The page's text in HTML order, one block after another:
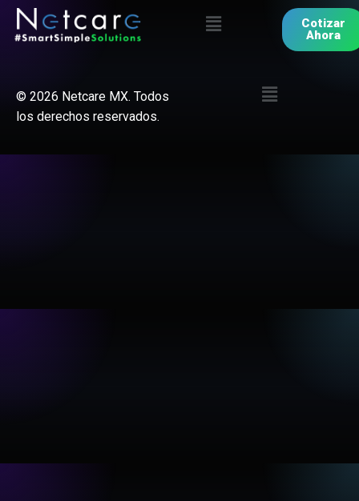
Cotizar
Ahora
© 2026 Netcare MX. Todos
los derechos reservados.